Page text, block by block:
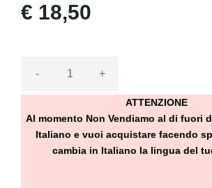
€ 18,50
- +
ATTENZIONE
Al momento Non Vendiamo al di fuori
Italiano e vuoi acquistare facendo
cambia in Italiano la lingua del